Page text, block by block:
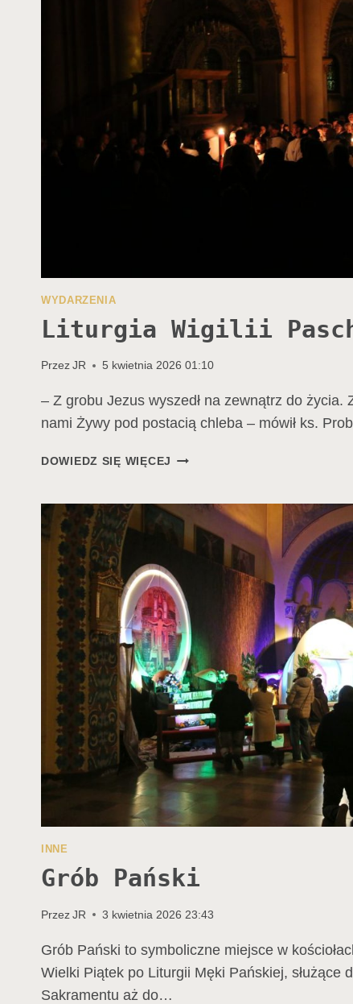
WYDARZENIA
Liturgia Wigilii
PrzezJR 5 kwietnia 2026 01:10
– Z grobu Jezus wyszedł na zewnątrz do życia.
nami Żywy pod postacią chleba – mówił ks.
DOWIEDZ SIĘ WIĘCEJ LITURGIA
INNE
Grób Pański
PrzezJR 3 kwietnia 2026 23:43
Grób Pański to symboliczne miejsce w
Wielki Piątek po Liturgii Męki Pańskiej, służące
Sakramentu aż do…